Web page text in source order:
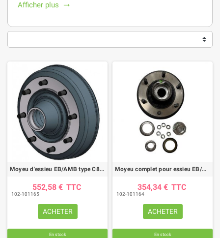
Afficher plus
trending_flat
Moyeu d'essieu EB/AMB type C8008 MF355X60
552,58 € TTC
102-101165
ACHETER
En stock
Moyeu complet pour essieu EB/AMB type C7006 MF250X60
354,34 € TTC
102-101164
ACHETER
En stock